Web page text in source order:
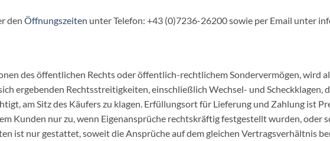
den Öffnungszeiten unter Telefon: +43 (0)7236-26200 sowie per Email unter
des öffentlichen Rechts oder öffentlich-rechtlichem Sondervermögen, wird
ergebenden Rechtsstreitigkeiten, einschließlich Wechsel- und Scheckklagen,
am Sitz des Käufers zu klagen. Erfüllungsort für Lieferung und Zahlung ist
Kunden nur zu, wenn Eigenansprüche rechtskräftig festgestellt wurden, oder
ist nur gestattet, soweit die Ansprüche auf dem gleichen Vertragsverhältnis